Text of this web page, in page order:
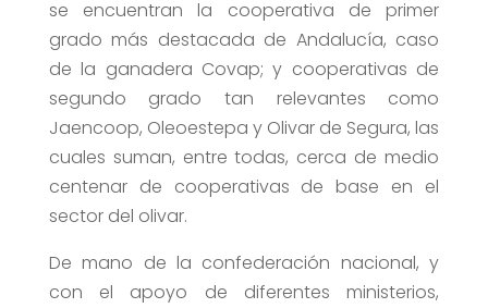
se encuentran la cooperativa de primer
grado más destacada de Andalucía, caso
de la ganadera Covap; y cooperativas de
segundo grado tan relevantes como
Jaencoop, Oleoestepa y Olivar de Segura, las
cuales suman, entre todas, cerca de medio
centenar de cooperativas de base en el
sector del olivar.
De mano de la confederación nacional, y
con el apoyo de diferentes ministerios,